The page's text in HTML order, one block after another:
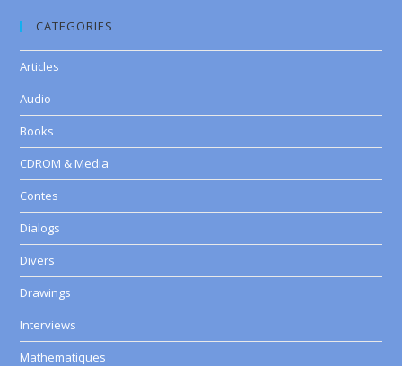
CATEGORIES
Articles
Audio
Books
CDROM & Media
Contes
Dialogs
Divers
Drawings
Interviews
Mathematiques